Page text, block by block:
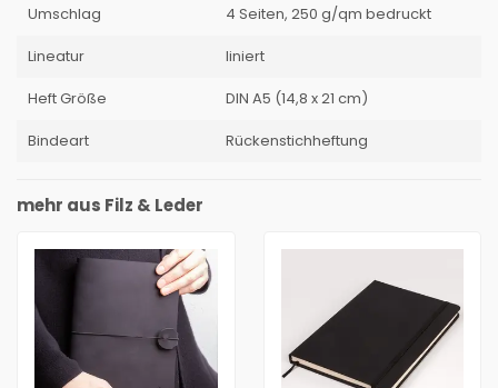
Umschlag
4 Seiten, 250 g/qm bedruckt
Lineatur
liniert
Heft Größe
DIN A5 (14,8 x 21 cm)
Bindeart
Rückenstichheftung
mehr aus Filz & Leder